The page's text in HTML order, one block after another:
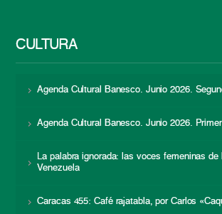
CULTURA
Agenda Cultural Banesco. Junio 2026.
Agenda Cultural Banesco. Junio 2026.
La palabra ignorada: las voces femeninas de
Venezuela
Caracas 455: Café rajatabla, por Carlos